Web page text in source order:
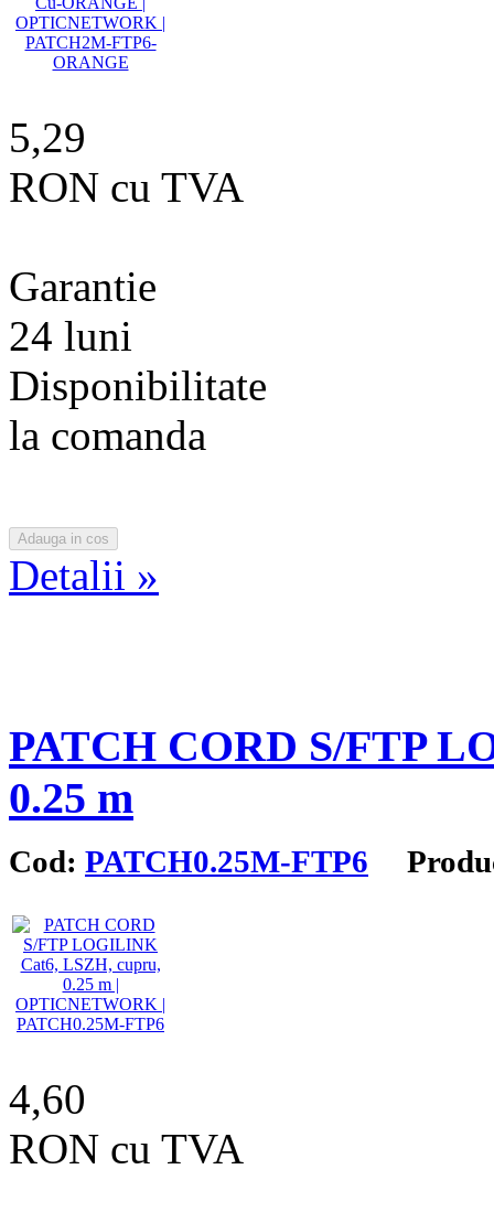
5,29
RON cu TVA
Garantie
24 luni
Disponibilitate
la comanda
Detalii »
PATCH CORD S/FTP
0.25 m
Cod: PATCH0.25M-FTP6
4,60
RON cu TVA